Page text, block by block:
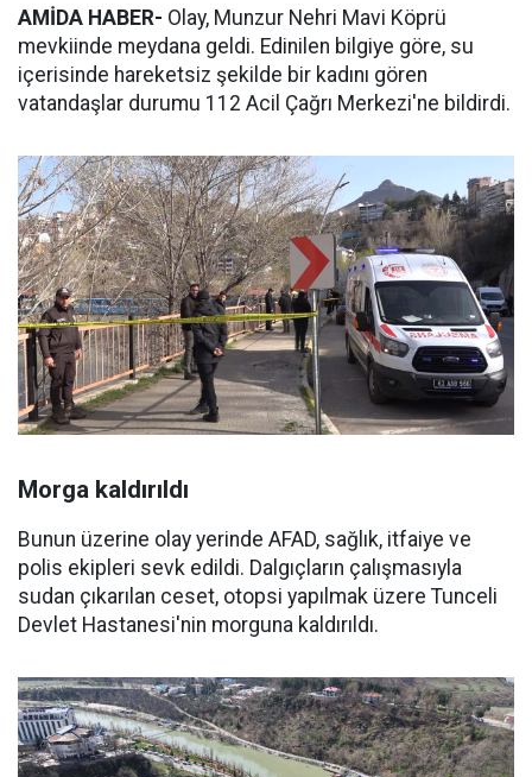
AMİDA HABER- Olay, Munzur Nehri Mavi Köprü
mevkiinde meydana geldi. Edinilen bilgiye göre, su
içerisinde hareketsiz şekilde bir kadını gören
vatandaşlar durumu 112 Acil Çağrı Merkezi'ne bildirdi.
Morga kaldırıldı
Bunun üzerine olay yerinde AFAD, sağlık, itfaiye ve
polis ekipleri sevk edildi. Dalgıçların çalışmasıyla
sudan çıkarılan ceset, otopsi yapılmak üzere Tunceli
Devlet Hastanesi'nin morguna kaldırıldı.